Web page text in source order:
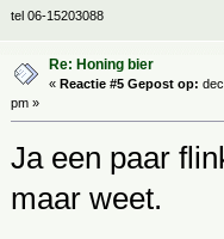
tel 06-15203088
Re: Honing bier
« Reactie #5 Gepost op:
pm »
Ja een paar
maar weet.